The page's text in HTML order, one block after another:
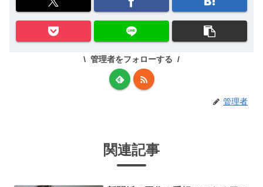
管理者をフォローする
管理者
関連記事